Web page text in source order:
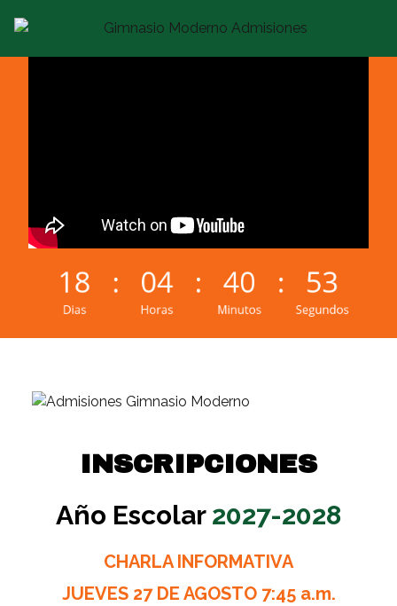
INSCRIPCIONES
Año Escolar 2027-2028
CHARLA INFORMATIVA
JUEVES 27 DE AGOSTO 7:45 a.m.